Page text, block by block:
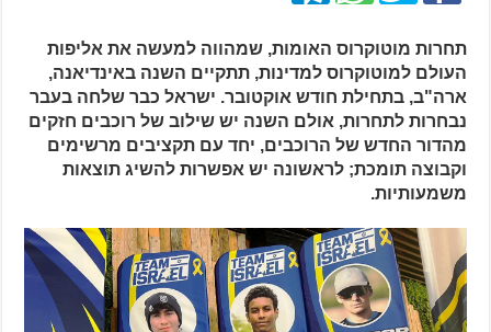
תחרות מוטוקרוס האומות, שמהווה למעשה את אליפות
העולם למוטוקרוס למדינות, תתקיים השנה באינדיאנה,
ארה"ב, בתחילת חודש אוקטובר. ישראל כבר שלחה בעבר
נבחרות לתחרות, אולם השנה יש שילוב של רוכבים חזקים
מהדור החדש של הרוכבים, יחד עם תקציבים מרשימים
וקבוצה תומכת; לראשונה יש אפשרות להשיג תוצאות
משמעותיות.